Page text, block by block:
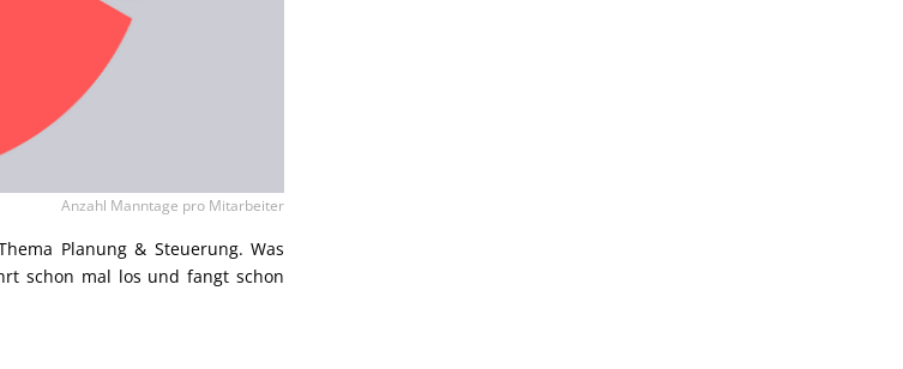
Anzahl Manntage pro Mitarbeiter
Planung & Steuerung. Was
schon mal los und fangt schon